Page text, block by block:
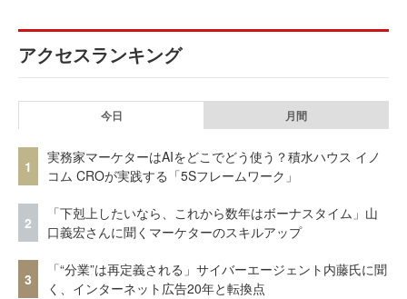
アクセスランキング
今日 月間
1
実務家マーケターはAIをどこでどう使う？積水ハウス イノ
コム CROが実践する「5Sフレームワーク」
2
「下剋上したいなら、これから数年はボーナスタイム」山
口義宏さんに聞くマーケターのスキルアップ
3
「“分業”は再定義される」サイバーエージェント内藤氏に聞
く、インターネット広告20年と転換点